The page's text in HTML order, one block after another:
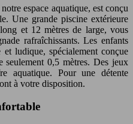
espace aquatique, est conçu
Une grande piscine extérieure
et 12 mètres de large, vous
rafraîchissants. Les enfants
et ludique, spécialement conçue
0,5 mètres. Des jeux
aquatique. Pour une détente
à votre disposition.